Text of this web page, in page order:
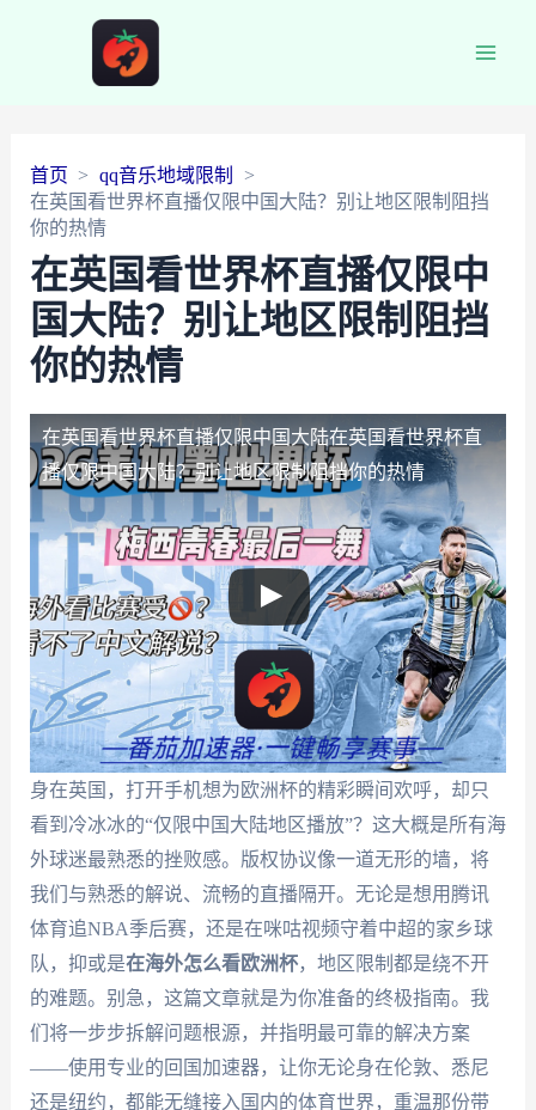
首页
qq音乐地域限制
在英国看世界杯直播仅限中国大陆？别让地区限制阻挡
你的热情
在英国看世界杯直播仅限中
国大陆？别让地区限制阻挡
你的热情
在英国看世界杯直播仅限中国大陆在英国看世界杯直
播仅限中国大陆？别让地区限制阻挡你的热情
身在英国，打开手机想为欧洲杯的精彩瞬间欢呼，却只
看到冷冰冰的“仅限中国大陆地区播放”？这大概是所有海
外球迷最熟悉的挫败感。版权协议像一道无形的墙，将
我们与熟悉的解说、流畅的直播隔开。无论是想用腾讯
体育追NBA季后赛，还是在咪咕视频守着中超的家乡球
队，抑或是在海外怎么看欧洲杯，地区限制都是绕不开
的难题。别急，这篇文章就是为你准备的终极指南。我
们将一步步拆解问题根源，并指明最可靠的解决方案
——使用专业的回国加速器，让你无论身在伦敦、悉尼
还是纽约，都能无缝接入国内的体育世界，重温那份带